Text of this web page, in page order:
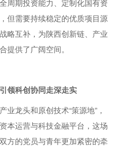
周期投资能力、定制化国有资
但需要持续稳定的优质项目源
略互补，为陕西创新链、产业
提供了广阔空间。
领科创协同走深走实
业龙头和原创技术“策源地”，
本运营与科技金融平台，这场
方的党员与青年更加紧密的牵